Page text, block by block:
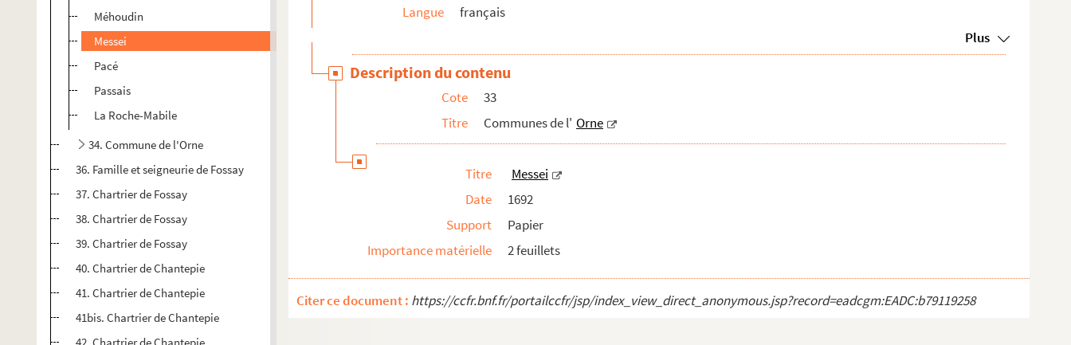
Méhoudin
Messei
Pacé
Passais
La Roche-Mabile
34. Commune de l'Orne
36. Famille et seigneurie de Fossay
37. Chartrier de Fossay
38. Chartrier de Fossay
39. Chartrier de Fossay
40. Chartrier de Chantepie
41. Chartrier de Chantepie
41bis. Chartrier de Chantepie
Langue
français
Plus
Description du contenu
Cote
33
Titre
Communes de l' Orne
Titre
Messei
Date
1692
Support
Papier
Importance matérielle
2 feuillets
Citer ce document : https://ccfr.bnf.fr/portailccfr/jsp/index_view_direct_anonymous.jsp?record=eadcgm:EADC:b79119258